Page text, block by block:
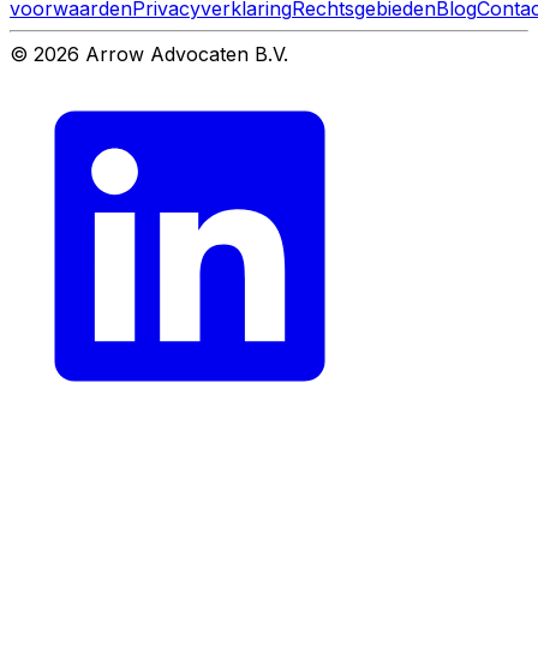
voorwaardenPrivacyverklaringRechtsgebiedenBlog
© 2026 Arrow Advocaten B.V.